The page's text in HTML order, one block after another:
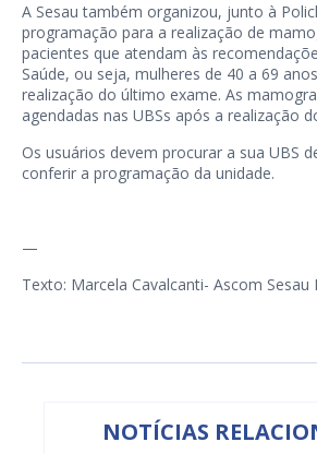
A Sesau também organizou, junto à
programação para a realização de
pacientes que atendam às
Saúde, ou seja, mulheres de 40 a 69
realização do último exame. As
agendadas nas UBSs após a realização
Os usuários devem procurar a sua UBS
conferir a programação da unidade.
—
Texto: Marcela Cavalcanti- Ascom Sesau
NOTÍCIAS